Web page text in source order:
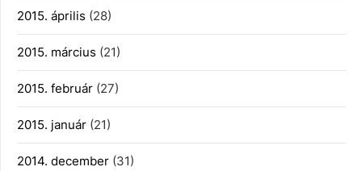
2015. április (28)
2015. március (21)
2015. február (27)
2015. január (21)
2014. december (31)